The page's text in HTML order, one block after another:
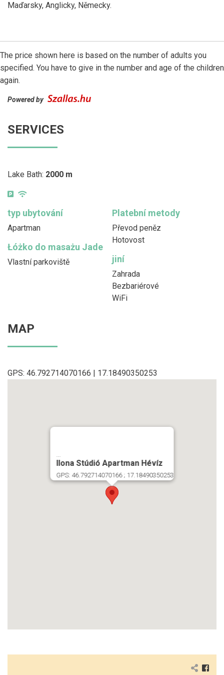
Maďarsky, Anglicky, Německy.
The price shown here is based on the number of adults you
specified. You have to give in the number and age of the children
again.
Powered by
SERVICES
Lake Bath: 2000 m
typ ubytování
Apartman
Platební metody
Převod peněz
Hotovost
Łóżko do masażu Jade
Vlastní parkoviště jiní
Zahrada
Bezbariérové
WiFi
MAP
GPS: 46.792714070166 | 17.18490350253
...
Ilona Stúdió Apartman Hévíz
GPS: 46.792714070166 ; 17.18490350253